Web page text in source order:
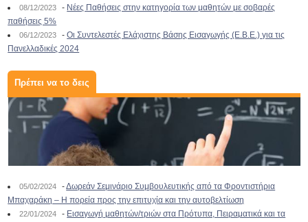
08/12/2023 - Νέες Παθήσεις στην κατηγορία των μαθητών με σοβαρές
παθήσεις 5%
06/12/2023 -Οι Συντελεστές Ελάχιστης Βάσης Εισαγωγής (Ε.Β.Ε.) για τις
Πανελλαδικές 2024
Πρέπει να το δεις
05/02/2024 -Δωρεάν Σεμινάριο Συμβουλευτικής από τα Φροντιστήρια
Μπαχαράκη – Η πορεία προς την επιτυχία και την αυτοβελτίωση
22/01/2024 - Εισαγωγή μαθητών/τριών στα Πρότυπα, Πειραματικά και τα